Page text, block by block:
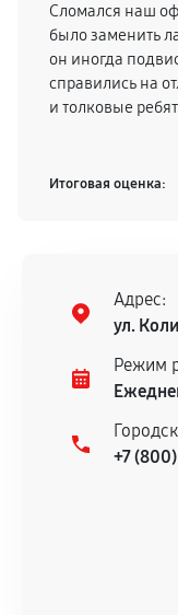
Сломался наш
было заменить
он иногда
справились на
и толковые
Итоговая оценка:
Адрес:
ул.
Режим
+7